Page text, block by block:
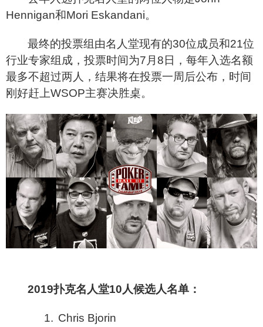
Hennigan和Mori Eskandani。
最终的投票组由名人堂现有的30位成员和21位
行业专家组成，投票时间为7月8日，每年入选名额
最多不超过两人，结果将在投票一周后公布，时间
刚好赶上WSOP主赛决胜桌。
2019扑克名人堂10人候选人名单：
1. Chris Bjorin